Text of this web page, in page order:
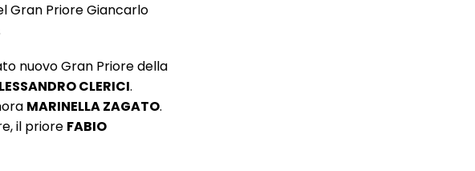
Gran Priore Giancarlo
nuovo Gran Priore della
CLERICI.
MARINELLA ZAGATO.
il priore FABIO